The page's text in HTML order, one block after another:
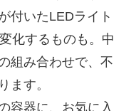
付いたLEDライト
化するものも。中
組み合わせで、不
ます。
容器に、お気に入